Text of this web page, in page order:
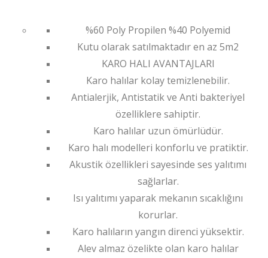
%60 Poly Propilen %40 Polyemid
Kutu olarak satılmaktadır en az 5m2
KARO HALI AVANTAJLARI
Karo halılar kolay temizlenebilir.
Antialerjik, Antistatik ve Anti bakteriyel
özelliklere sahiptir.
Karo halılar uzun ömürlüdür.
Karo halı modelleri konforlu ve pratiktir.
Akustik özellikleri sayesinde ses yalıtımı
sağlarlar.
Isı yalıtımı yaparak mekanın sıcaklığını
korurlar.
Karo halıların yangın direnci yüksektir.
Alev almaz özelikte olan karo halılar